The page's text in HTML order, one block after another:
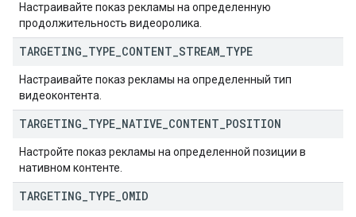
Настраивайте показ рекламы на определенную
продолжительность видеоролика.
TARGETING TYPE CONTENT STREAM TYPE
Настраивайте показ рекламы на определенный тип
видеоконтента.
TARGETING TYPE NATIVE CONTENT POSITION
Настройте показ рекламы на определенной позиции в
нативном контенте.
TARGETING TYPE OMID